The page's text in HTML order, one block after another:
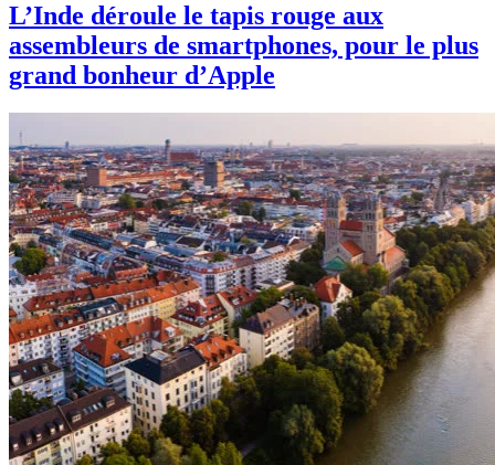
L’Inde déroule le tapis rouge aux
assembleurs de smartphones, pour le plus
grand bonheur d’Apple